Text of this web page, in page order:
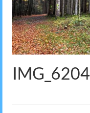
IMG_6204